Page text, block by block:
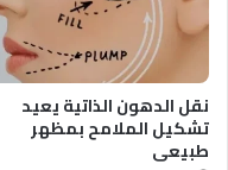
نقل الدهون الذاتية يعيد
تشكيل الملامح بمظهر
طبيعي